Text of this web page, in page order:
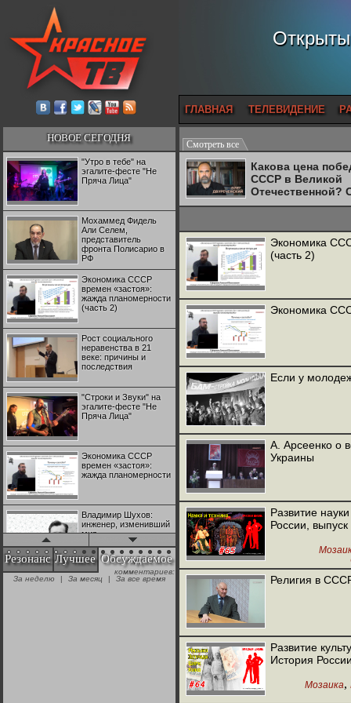
ГЛАВНАЯ ТЕЛЕВИДЕНИЕ
НОВОЕ СЕГОДНЯ
"Утро в тебе" на
эгалите-фесте "Не
Пряча Лица"
Мохаммед Фидель
Али Селем,
представитель
фронта Полисарио в
РФ
Экономика СССР
времен «застоя»:
жажда планомерности
(часть 2)
Рост социального
неравенства в 21
веке: причины и
последствия
"Строки и Звуки" на
эгалите-фесте "Не
Пряча Лица"
Экономика СССР
времен «застоя»:
жажда планомерности
Владимир Шухов:
инженер, изменивший
мир
"Аркадий Коц" на
эгалите-фесте "Не
Резонанс Лучшее Обсуждаемое
комментариев:
За неделю
| За месяц | За все время
Смотреть все
Какова цена
СССР в Великой
Отечественной?
Двуреченский о
Экономика
(часть 2)
Экономика
Если у
А. Арсеенко о
Украины
Развитие
России, выпуск
Религия в
Развитие
История
Мозаика,